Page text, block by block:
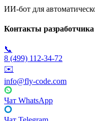
ИИ-бот для
Контакты разработчика
📞
8 (499) 112-34-72
✉️
info@fly-code.com
Чат WhatsApp